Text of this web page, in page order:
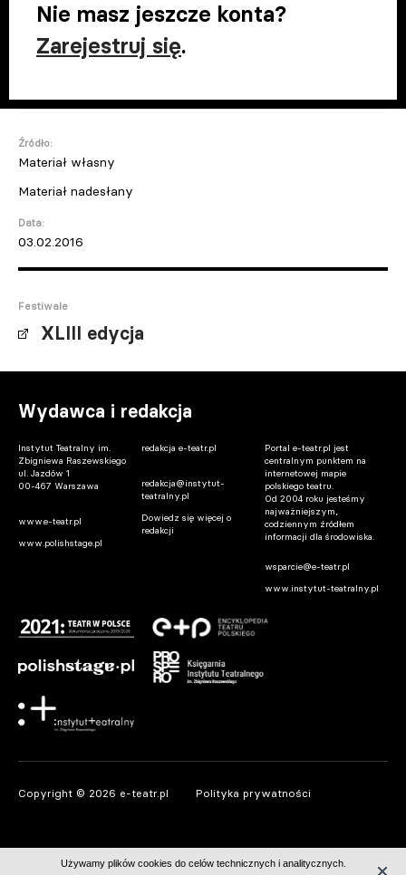
Nie masz jeszcze konta?
Zarejestruj się.
Źródło:
Materiał własny
Materiał nadesłany
Data:
03.02.2016
Festiwale
XLIII edycja
Wydawca i redakcja
Instytut Teatralny im.
Zbigniewa Raszewskiego
ul. Jazdów 1
00-467 Warszawa
www.e-teatr.pl
www.polishstage.pl
redakcja e-teatr.pl
redakcja@instytut-
teatralny.pl
Dowiedz się więcej o
redakcji
Portal e-teatr.pl jest
centralnym punktem na
internetowej mapie
polskiego teatru.
Od 2004 roku jesteśmy
najważniejszym,
codziennym źródłem
informacji dla środowiska.
wsparcie@e-teatr.pl
www.instytut-teatralny.pl
Copyright © 2026 e-teatr.pl Polityka prywatności
Używamy plików cookies do celów technicznych i analitycznych.